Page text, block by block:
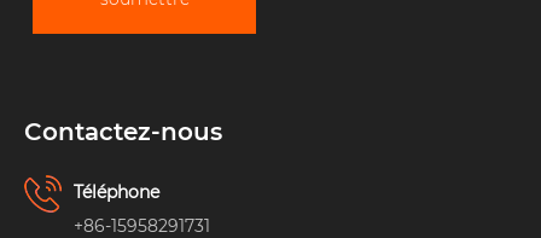
Contactez-nous
Téléphone
+86-15958291731